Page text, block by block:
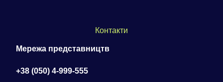
Контакти
Мережа представництв
+38 (050) 4-999-555